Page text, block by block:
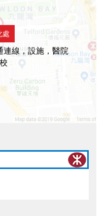
處
連線，設施，醫院